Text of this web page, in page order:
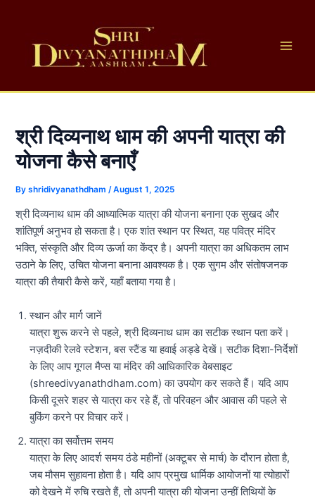
content
श्री दिव्यनाथ धाम की अपनी यात्रा की
योजना कैसे बनाएँ
Byshridivyanathdham/August 1, 2025
श्री दिव्यनाथ धाम की आध्यात्मिक यात्रा की योजना बनाना एक सुखद और
शांतिपूर्ण अनुभव हो सकता है। एक शांत स्थान पर स्थित, यह पवित्र मंदिर
भक्ति, संस्कृति और दिव्य ऊर्जा का केंद्र है। अपनी यात्रा का अधिकतम लाभ
उठाने के लिए, उचित योजना बनाना आवश्यक है। एक सुगम और संतोषजनक
यात्रा की तैयारी कैसे करें, यहाँ बताया गया है।
स्थान और मार्ग जानें
यात्रा शुरू करने से पहले, श्री दिव्यनाथ धाम का सटीक स्थान पता करें।
नज़दीकी रेलवे स्टेशन, बस स्टैंड या हवाई अड्डे देखें। सटीक दिशा-निर्देशों
के लिए आप गूगल मैप्स या मंदिर की आधिकारिक वेबसाइट
(shreedivyanathdham.com) का उपयोग कर सकते हैं। यदि आप
किसी दूसरे शहर से यात्रा कर रहे हैं, तो परिवहन और आवास की पहले से
बुकिंग करने पर विचार करें।
यात्रा का सर्वोत्तम समय
यात्रा के लिए आदर्श समय ठंडे महीनों (अक्टूबर से मार्च) के दौरान होता है,
जब मौसम सुहावना होता है। यदि आप प्रमुख धार्मिक आयोजनों या त्योहारों
को देखने में रुचि रखते हैं, तो अपनी यात्रा की योजना उन्हीं तिथियों के